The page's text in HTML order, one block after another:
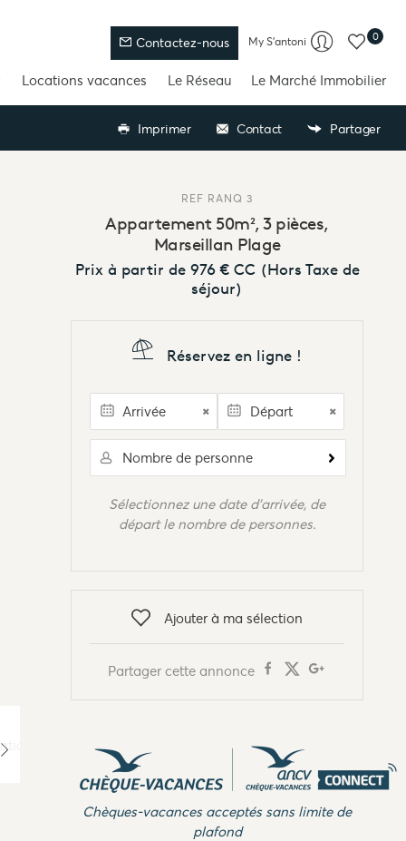
Locations vacances Le Réseau Le Marché Immobilier
Contactez-nous My S'antoni 0
Imprimer Contact Partager
REF RANQ 3
Appartement 50m², 3 pièces,
Marseillan Plage
Prix à partir de976 € CC(Hors Taxe de
séjour)
Réservez en ligne !
Nombre de personne
Sélectionnez une date d'arrivée, de
départ le nombre de personnes.
Ajouter à ma sélection
Partager cette annonce
Chèques-vacances acceptés sans limite de
plafond